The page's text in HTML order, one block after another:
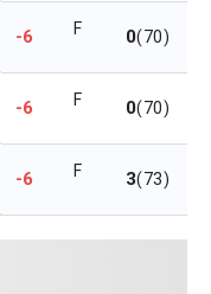
-6 F 0(70)
-6 F 0(70)
-6 F 3(73)